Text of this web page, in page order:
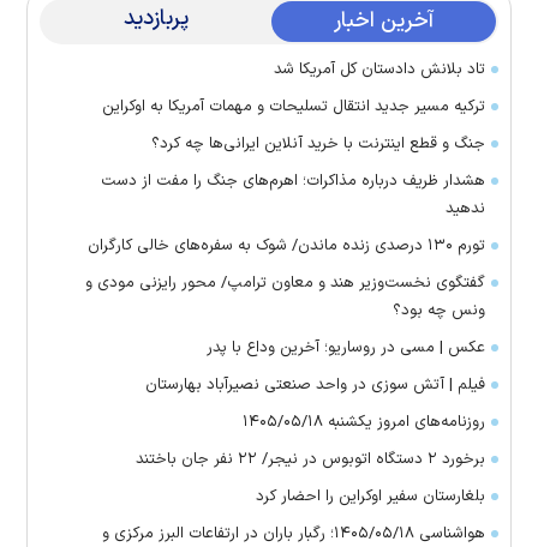
آخرین اخبار پربازدید
تاد بلانش دادستان کل آمریکا شد
ترکیه مسیر جدید انتقال تسلیحات و مهمات آمریکا به اوکراین
جنگ و قطع اینترنت با خرید آنلاین ایرانی‌ها چه کرد؟
هشدار ظریف درباره مذاکرات؛ اهرم‌های جنگ را مفت از دست
ندهید
تورم ۱۳۰ درصدی زنده ماندن/ شوک به سفره‌های خالی کارگران
گفتگوی نخست‌وزیر هند و معاون ترامپ/ محور رایزنی مودی و
ونس چه بود؟
عکس | مسی در روساریو؛ آخرین وداع با پدر
فیلم | آتش سوزی در واحد صنعتی نصیرآباد بهارستان
روزنامه‌های امروز یکشنبه ۱۴۰۵/۰۵/۱۸
برخورد ۲ دستگاه اتوبوس در نیجر/ ۲۲ نفر جان باختند
بلغارستان سفیر اوکراین را احضار کرد
هواشناسی ۱۴۰۵/۰۵/۱۸؛ رگبار باران در ارتفاعات البرز مرکزی و